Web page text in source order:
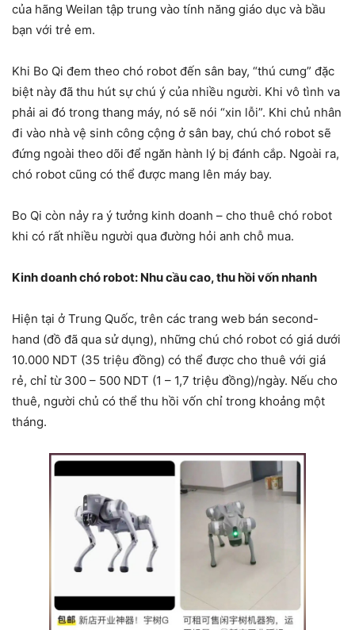
của hãng Weilan tập trung vào tính năng giáo dục và bầu
bạn với trẻ em.
Khi Bo Qi đem theo chó robot đến sân bay, “thú cưng” đặc
biệt này đã thu hút sự chú ý của nhiều người. Khi vô tình va
phải ai đó trong thang máy, nó sẽ nói “xin lỗi”. Khi chủ nhân
đi vào nhà vệ sinh công cộng ở sân bay, chú chó robot sẽ
đứng ngoài theo dõi để ngăn hành lý bị đánh cắp. Ngoài ra,
chó robot cũng có thể được mang lên máy bay.
Bo Qi còn nảy ra ý tưởng kinh doanh – cho thuê chó robot
khi có rất nhiều người qua đường hỏi anh chỗ mua.
Kinh doanh chó robot: Nhu cầu cao, thu hồi vốn nhanh
Hiện tại ở Trung Quốc, trên các trang web bán second-
hand (đồ đã qua sử dụng), những chú chó robot có giá dưới
10.000 NDT (35 triệu đồng) có thể được cho thuê với giá
rẻ, chỉ từ 300 – 500 NDT (1 – 1,7 triệu đồng)/ngày. Nếu cho
thuê, người chủ có thể thu hồi vốn chỉ trong khoảng một
tháng.